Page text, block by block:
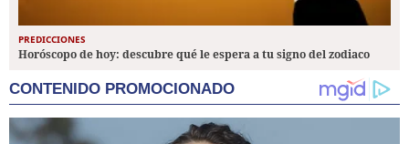
PREDICCIONES
Horóscopo de hoy: descubre qué le espera a tu signo del zodiaco
CONTENIDO PROMOCIONADO